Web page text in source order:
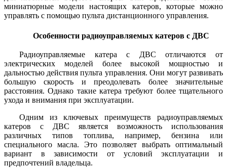
миниатюрные модели настоящих катеров, которые можно
управлять с помощью пульта дистанционного управления.
Особенности радиоуправляемых катеров с ДВС
Радиоуправляемые катера с ДВС отличаются от
электрических моделей более высокой мощностью и
дальностью действия пульта управления. Они могут развивать
большую скорость и преодолевать более значительные
расстояния. Однако такие катера требуют более тщательного
ухода и внимания при эксплуатации.
Одним из ключевых преимуществ радиоуправляемых
катеров с ДВС является возможность использования
различных типов топлива, например, бензина или
специального масла. Это позволяет выбрать оптимальный
вариант в зависимости от условий эксплуатации и
предпочтений владельца.